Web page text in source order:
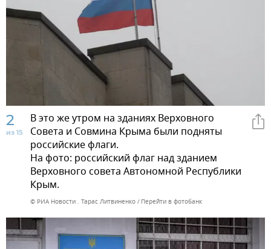
2
из 15
В это же утром на зданиях Верховного
Совета и Совмина Крыма были подняты
российские флаги.
На фото: российский флаг над зданием
Верховного совета Автономной Республики
Крым.
© РИА Новости . Тарас Литвиненко Перейти в фотобанк